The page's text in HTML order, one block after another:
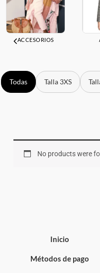
ACCESORIOS
Todas Talla 3XS
No products were
Inicio
Métodos de pago